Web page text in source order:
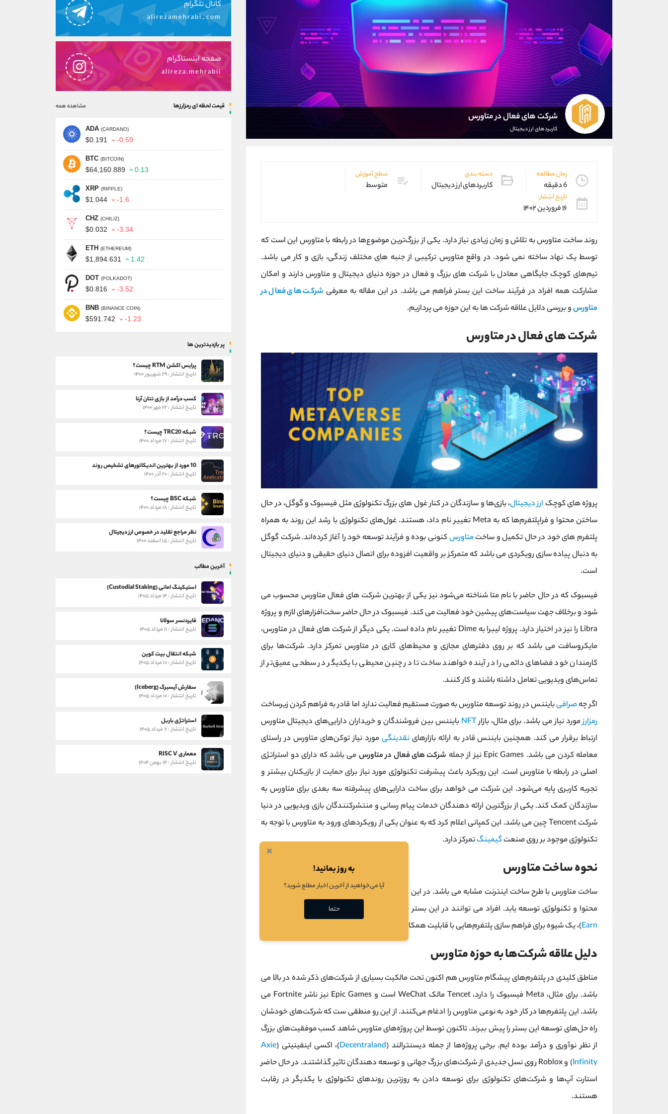
شرکت های فعال در متاورس
کاربردهای ارز دیجیتال
زمان مطالعه
6 دقیقه
دسته بندی
کاربردهای ارز دیجیتال
سطح آموزش
متوسط
تاریخ انتشار
۱۶ فروردین ۱۴۰۲
روند ساخت متاورس به تلاش و زمان زیادی نیاز دارد. یکی از بزرگ‌ترین موضوع‌ها در رابطه با متاورس این است که
توسط یک نهاد ساخته نمی شود. در واقع متاورس ترکیبی از جنبه های مختلف زندگی‌، بازی و کار می باشد.
تیم‌های کوچک جایگاهی معادل با شرکت های بزرگ و فعال در حوزه دنیای دیجیتال و متاورس دارند و امکان
مشارکت همه افراد در فرآیند ساخت این بستر فراهم می باشد. در این مقاله به معرفی شرکت های فعال در
متاورسو بررسی دلایل علاقه شرکت ها به این حوزه می پردازیم.
شرکت های فعال در متاورس
پروژه‌ های کوچک ارز دیجیتال، بازی‌ها و سازندگان‌ در کنار غول‌ های بزرگ تکنولوژی مثل فیسبوک و گوگل، در حال
ساختن محتوا و فرا‌پلتفرم‌ها که به Meta تغییر نام داد، هستند. غول‌های تکنولوژی با رشد این روند به همراه
پلتفرم‌ های خود در حال تکمیل و ساختمتاورسکنونی بوده و فرآیند توسعه خود را آغاز کرده‌اند. شرکت گوگل
به دنبال پیاده‌ سازی رویکردی می باشد که متمرکز بر واقعیت افزوده برای اتصال دنیای حقیقی و دنیای دیجیتال
است.
فیسبوک که در حال حاضر با نام متا شناخته می‌شود نیز یکی از بهترین شرکت های فعال متاورس محسوب می
شود و برخلاف جهت سیاست‌های پیشین خود فعالیت می کند. فیسبوک در حال حاضر سخت‌افزار‌های لازم و پروژه
Libra را نیز در اختیار دارد. پروژه لیبرا به Dime تغییر نام داده است. یکی دیگر از شرکت های فعال در متاورس،
مایکروسافت می باشد که بر روی دفتر‌های مجازی و محیط‌های کاری در متاورس تمرکز دارد. شرکت‌ها برای
کارمندان خود فضاهای دائمی را در آینده خواهند ساخت تا در چنین محیطی با یکدیگر در سطحی عمیق‌تر از
تماس‌های ویدیویی تعامل داشته باشند و کار کنند.
اگر چهصرافیبایننس در روند توسعه متاورس به صورت مستقیم فعالیت ندارد اما قادر به فراهم کردن زیرساخت
رمزارزمورد نیاز می باشد. برای مثال، بازارNFT بایننس بین فروشندگان و خریداران دارایی‌های دیجیتال متاورس
ارتباط برقرار می کند. همچنین بایننس قادر به ارائه بازارهاینقدینگی مورد نیاز توکن‌های متاورس در راستای
معامله کردن می باشد. Epic Games نیز از جمله
شرکت های فعال در متاورس می باشد که دارای دو استراتژی
اصلی در رابطه با متاورس است. این رویکرد باعث پیشرفت تکنولوژی مورد نیاز برای حمایت از بازیکنان بیشتر و
تجربه کاربری پایه می‌شود. این شرکت می خواهد برای ساخت دارایی‌های پیشرفته سه بعدی برای متاورس به
سازندگان کمک کند. یکی از بزرگترین ارائه‌ دهندگان خدمات پیام‌ رسانی و منتشرکنندگان بازی ویدیویی در دنیا
شرکت Tencent چین می باشد. این کمپانی اعلام کرد که به عنوان یکی از رویکرد‌های ورود به متاورس با توجه به
تکنولوژی موجود بر روی صنعتگیمینگتمرکز دارد.
نحوه ساخت متاورس
ساخت متاورس با طرح ساخت اینترنت مشابه می باشد. در این راستا می بایست برای برقراری ارتباط، هر دو زمینه
محتوا و تکنولوژی توسعه یابد. افراد می توانند در این بستر یک بازی مبتنی ‌بر کسب درآمد تعاملی (
Earn)، یک شیوه برای فراهم‌ سازی پلتفرم‌هایی با قابلیت همکاری و یا یک بازار کالای مجازی را بسازند.
دلیل علاقه شرکت‌‌ها به حوزه متاورس
مناطق کلیدی در پلتفرم‌های پیشگام متاورس هم اکنون تحت مالکیت بسیاری از شرکت‌های ذکر شده در بالا می
باشد. برای مثال، Meta فیسبوک را دارد، Tencet مالک WeChat است و Epic Games نیز ناشر Fortnite می
باشد. این پلتفرم‌ها در کار خود به نوعی متاورس را ادغام می‌کنند. از این رو منطقی ست که شرکت‌های خودشان
راه حل‌های توسعه این بستر را پیش ببرند. تاکنون توسط این پروژه‌های متاورس شاهد کسب موفقیت‌های بزرگ
از نظر نوآوری و درآمد بوده ایم. برخی پروژه‌ها از جمله دیسنترالند (Decentraland)، اکسی اینفینیتی (Axie
Infinity
) و Roblox روی نسل جدیدی از شرکت‌های بزرگ جهانی و توسعه‌ دهندگان تاثیر گذاشتند. در حال حاضر
استارت ‌آپ‌ها و شرکت‌های تکنولوژی برای توسعه دادن به روز‌ترین روند‌های تکنولوژی با یکدیگر در رقابت
هستند.
کانال تلگرام
alirezamehrabi_com
صفحه اینستاگرام
alireza.mehrabii
قیمت لحظه ای رمزارزها مشاهده همه
ADA (CARDANO)
$0.191 -0.59
BTC (BITCOIN)
$64,160.889 0.13
XRP (RIPPLE)
$1.044 -1.6
CHZ (CHILIZ)
$0.032 -3.34
ETH (ETHEREUM)
$1,894.631 1.42
DOT (POLKADOT)
$0.816 -3.52
BNB (BINANCE COIN)
$591.742 -1.23
پر بازدیدترین ها
پرایس اکشن RTM چیست؟
تاریخ انتشار : ۲۹ شهریور ۱۴۰۰
کسب درآمد از بازی تتان آرنا
تاریخ انتشار : ۲۲ مهر ۱۴۰۰
شبکه TRC20 چیست؟
تاریخ انتشار : ۱۷ مرداد ۱۴۰۰
10 مورد از بهترین اندیکاتورهای تشخیص روند
تاریخ انتشار : ۲۰ آذر ۱۴۰۰
شبکه BSC چیست؟
تاریخ انتشار : ۱۸ مرداد ۱۴۰۰
نظر مراجع تقلید در خصوص ارز دیجیتال
تاریخ انتشار : ۱۵ اسفند ۱۴۰۰
آخرین مطالب
استیکینگ امانی (Custodial Staking)
تاریخ انتشار : ۱۴ مرداد ۱۴۰۵
فایردنسر سولانا
تاریخ انتشار : ۱۱ مرداد ۱۴۰۵
شبکه انتقال بیت کوین
تاریخ انتشار : ۱۰ مرداد ۱۴۰۵
سفارش آیسبرگ (Iceberg)
تاریخ انتشار : ۱۰ مرداد ۱۴۰۵
استراتژی باربل
تاریخ انتشار : ۷ مرداد ۱۴۰۵
معماری RISC V
تاریخ انتشار : ۱۴ بهمن ۱۴۰۴
×
به روز بمانید!
آیا می‌خواهید از آخرین اخبار مطلع شوید؟
حتما